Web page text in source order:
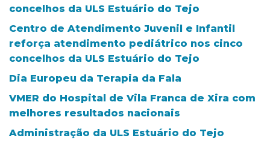
concelhos da ULS Estuário do Tejo
Centro de Atendimento Juvenil e Infantil
reforça atendimento pediátrico nos cinco
concelhos da ULS Estuário do Tejo
Dia Europeu da Terapia da Fala
VMER do Hospital de Vila Franca de Xira com
melhores resultados nacionais
Administração da ULS Estuário do Tejo